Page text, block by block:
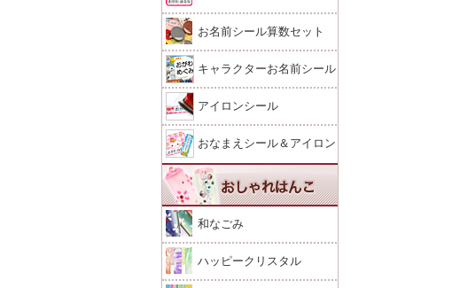
お名前シール算数セット
キャラクターお名前シール
アイロンシール
おなまえシール＆アイロン
シール
和なごみ
ハッピークリスタル